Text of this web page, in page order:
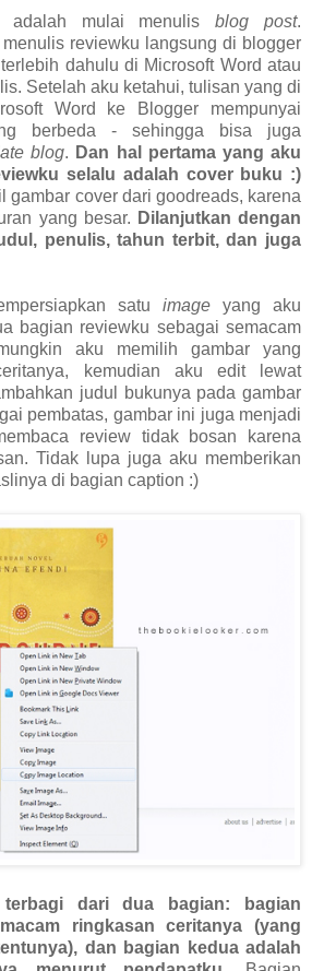
adalah mulai menulisblog post.
reviewku langsung di blogger
dahulu di Microsoft Word atau
Setelah aku ketahui, tulisan yang di
Word ke Blogger mempunyai
berbeda - sehingga bisa juga
blog. Dan hal pertama yang aku
selalu adalah cover buku :)
gambar cover dari goodreads, karena
yang besar. Dilanjutkan dengan
penulis, tahun terbit, dan juga
satu image yang aku
bagian reviewku sebagai semacam
aku memilih gambar yang
kemudian aku edit lewat
judul bukunya pada gambar
pembatas, gambar ini juga menjadi
review tidak bosan karena
Tidak lupa juga aku memberikan
di bagian caption :)
terbagi dari dua bagian: bagian
ringkasan ceritanya (yang
dan bagian kedua adalah